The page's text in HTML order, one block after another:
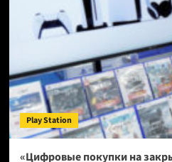
дела»
Милли
Браун
оказалась
поклонницей
Grand
Theft
Auto
Play Station
«Цифровые покупки на